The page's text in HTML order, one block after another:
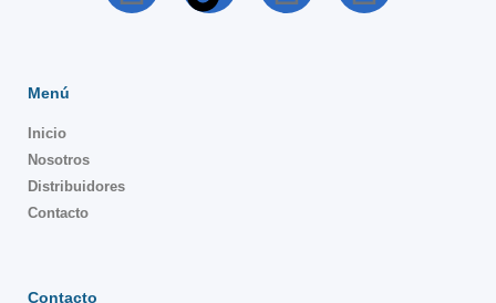
Menú
Inicio
Nosotros
Distribuidores
Contacto
Contacto